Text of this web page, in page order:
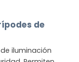
de
iluminación